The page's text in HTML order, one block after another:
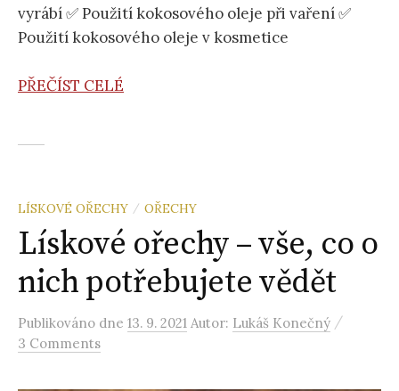
vyrábí ✅ Použití kokosového oleje při vaření ✅
Použití kokosového oleje v kosmetice
PŘEČÍST CELÉ
LÍSKOVÉ OŘECHY / OŘECHY
Lískové ořechy – vše, co o
nich potřebujete vědět
Publikováno dne 13. 9. 2021 Autor: Lukáš Konečný /
3 Comments